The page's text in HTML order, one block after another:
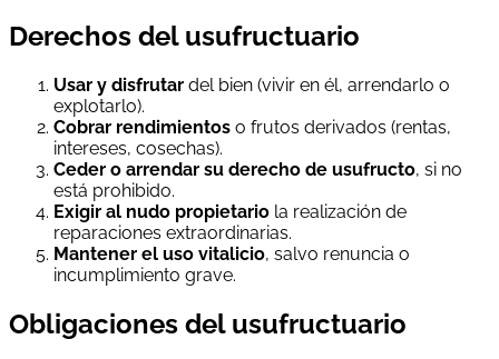
Derechos del usufructuario
Usar y disfrutar del bien (vivir en él, arrendarlo o
explotarlo).
Cobrar rendimientos o frutos derivados (rentas,
intereses, cosechas).
Ceder o arrendar su derecho de usufructo, si no
está prohibido.
Exigir al nudo propietario la realización de
reparaciones extraordinarias.
Mantener el uso vitalicio, salvo renuncia o
incumplimiento grave.
Obligaciones del usufructuario